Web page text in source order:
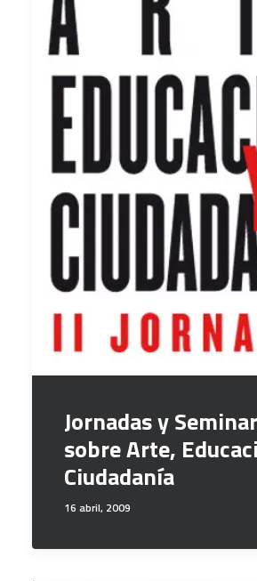
Jornadas y
sobre Arte,
Ciudadanía
16 abril, 2009